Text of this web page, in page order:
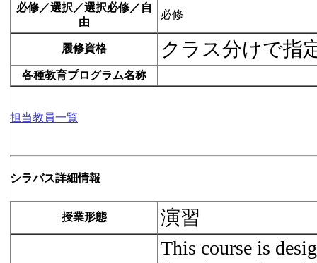
必修／選択／選択必修／自
由
必修
履修資格 クラス分けで指
各種教育プログラム名称
担当教員一覧
シラバス詳細情報
授業形態 演習
This course is